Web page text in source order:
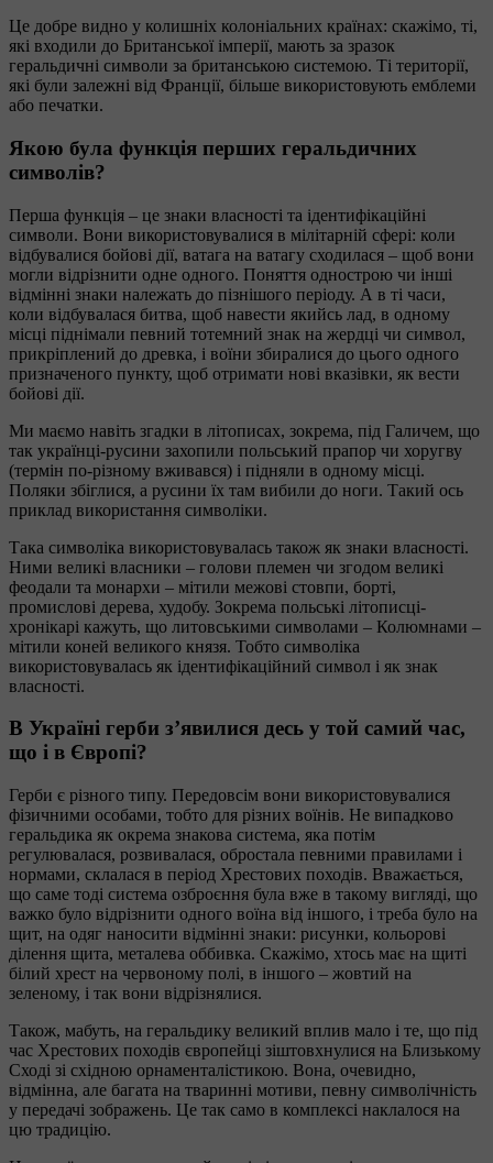
Це добре видно у колишніх колоніальних країнах: скажімо, ті,
які входили до Британської імперії, мають за зразок
геральдичні символи за британською системою. Ті території,
які були залежні від Франції, більше використовують емблеми
або печатки.
Якою була функція перших геральдичних
символів?
Перша функція – це знаки власності та ідентифікаційні
символи. Вони використовувалися в мілітарній сфері: коли
відбувалися бойові дії, ватага на ватагу сходилася – щоб вони
могли відрізнити одне одного. Поняття однострою чи інші
відмінні знаки належать до пізнішого періоду. А в ті часи,
коли відбувалася битва, щоб навести якийсь лад, в одному
місці піднімали певний тотемний знак на жердці чи символ,
прикріплений до древка, і воїни збиралися до цього одного
призначеного пункту, щоб отримати нові вказівки, як вести
бойові дії.
Ми маємо навіть згадки в літописах, зокрема, під Галичем, що
так українці-русини захопили польський прапор чи хоругву
(термін по-різному вживався) і підняли в одному місці.
Поляки збіглися, а русини їх там вибили до ноги. Такий ось
приклад використання символіки.
Така символіка використовувалась також як знаки власності.
Ними великі власники – голови племен чи згодом великі
феодали та монархи – мітили межові стовпи, борті,
промислові дерева, худобу. Зокрема польські літописці-
хронікарі кажуть, що литовськими символами – Колюмнами –
мітили коней великого князя. Тобто символіка
використовувалась як ідентифікаційний символ і як знак
власності.
В Україні герби з’явилися десь у той самий час,
що і в Європі?
Герби є різного типу. Передовсім вони використовувалися
фізичними особами, тобто для різних воїнів. Не випадково
геральдика як окрема знакова система, яка потім
регулювалася, розвивалася, обростала певними правилами і
нормами, склалася в період Хрестових походів. Вважається,
що саме тоді система озброєння була вже в такому вигляді, що
важко було відрізнити одного воїна від іншого, і треба було на
щит, на одяг наносити відмінні знаки: рисунки, кольорові
ділення щита, металева оббивка. Скажімо, хтось має на щиті
білий хрест на червоному полі, в іншого – жовтий на
зеленому, і так вони відрізнялися.
Також, мабуть, на геральдику великий вплив мало і те, що під
час Хрестових походів європейці зіштовхнулися на Близькому
Сході зі східною орнаменталістикою. Вона, очевидно,
відмінна, але багата на тваринні мотиви, певну символічність
у передачі зображень. Це так само в комплексі наклалося на
цю традицію.